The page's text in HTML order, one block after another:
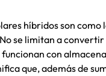
híbridos son
se limitan a convertir
con
que, además de